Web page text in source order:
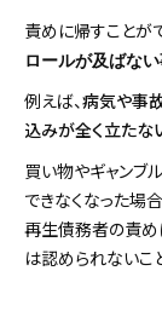
責めに帰すことが
ロールが及ばな
例えば、病気や事
込みが全く立たな
買い物やギャンブ
できなくなった場
再生債務者の責め
は認められないこ